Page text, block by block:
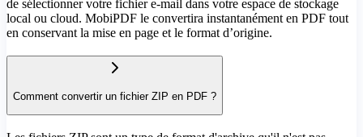
de sélectionner votre fichier e-mail dans votre espace de stockage
local ou cloud. MobiPDF le convertira instantanément en PDF tout
en conservant la mise en page et le format d’origine.
Comment convertir un fichier ZIP en PDF ?